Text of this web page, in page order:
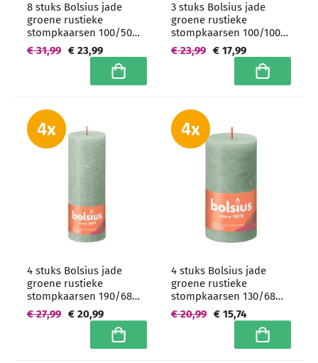
8 stuks Bolsius jade
groene rustieke
stompkaarsen 100/50
mm (30 uur) -
grootverpakking
€ 23,99
€ 31,99
In winkelwagen
3 stuks Bolsius jade
groene rustieke
stompkaarsen 100/100
mm (62 uur) -
grootverpakking
€ 17,99
€ 23,99
In
4 stuks Bolsius jade
groene rustieke
stompkaarsen 190/68
mm (85 uur) -
grootverpakking
€ 20,99
€ 27,99
In winkelwagen
4 stuks Bolsius jade
groene rustieke
stompkaarsen 130/68
mm (60 uur) -
grootverpakking
€ 15,74
€ 20,99
In